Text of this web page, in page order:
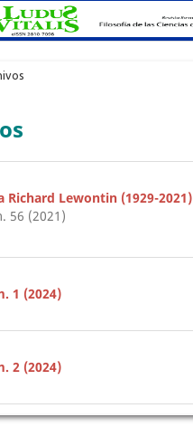
Richard Lewontin (1929-2021)
56 (2021)
1 (2024)
2 (2024)